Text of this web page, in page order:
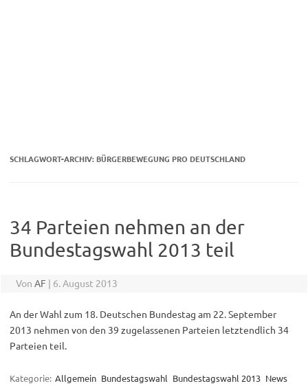
SCHLAGWORT-ARCHIV: BÜRGERBEWEGUNG PRO DEUTSCHLAND
34 Parteien nehmen an der
Bundestagswahl 2013 teil
Von AF | 6. August 2013
An der Wahl zum 18. Deutschen Bundestag am 22. September
2013 nehmen von den 39 zugelassenen Parteien letztendlich 34
Parteien teil.
Kategorie: Allgemein Bundestagswahl Bundestagswahl 2013 News